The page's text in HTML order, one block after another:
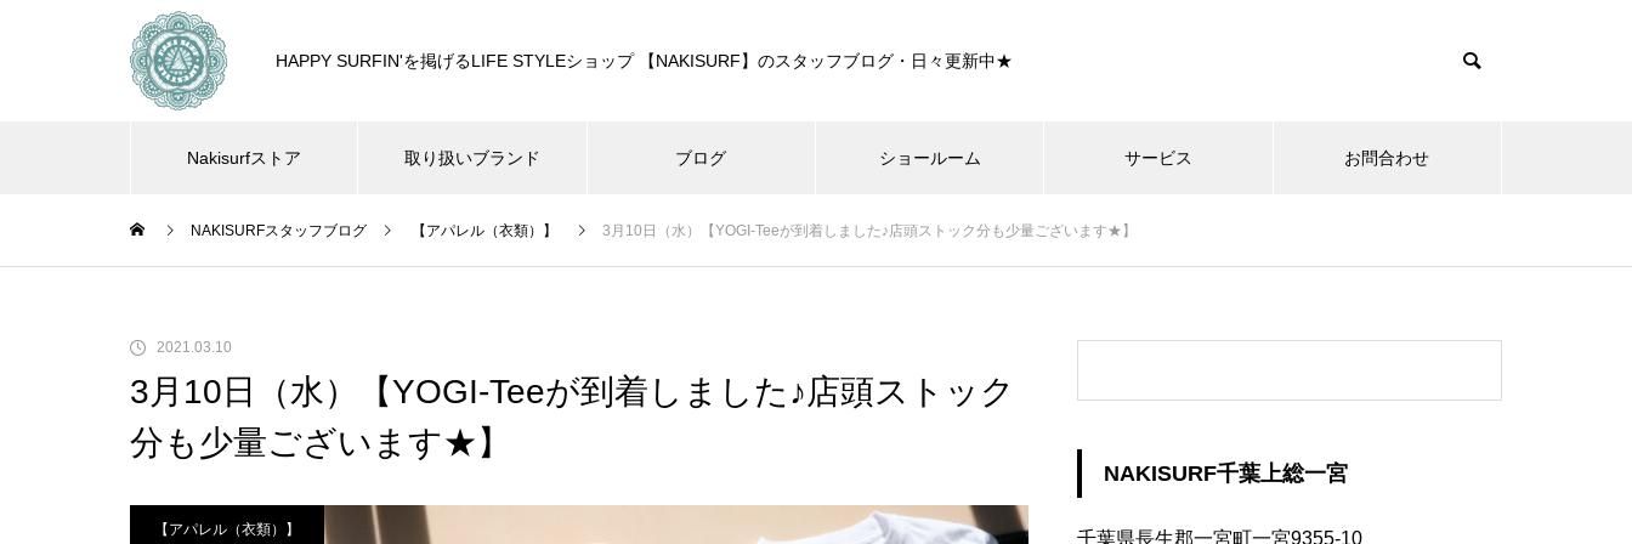
HAPPY SURFIN'を掲げるLIFE STYLEショップ 【NAKISURF】のスタッフブログ・日々更新中★
Nakisurfストア 取り扱いブランド ブログ ショールーム サービス お問合わせ
NAKISURFスタッフブログ 【アパレル（衣類）】 3月10日（水）【YOGI-Teeが到着しました♪店頭ストック分も少量ございます★】
2021.03.10
3月10日（水）【YOGI-Teeが到着しました♪店頭ストック
分も少量ございます★】
【アパレル（衣類）】
NAKISURF千葉上総一宮
千葉県長生郡一宮町一宮9355-10